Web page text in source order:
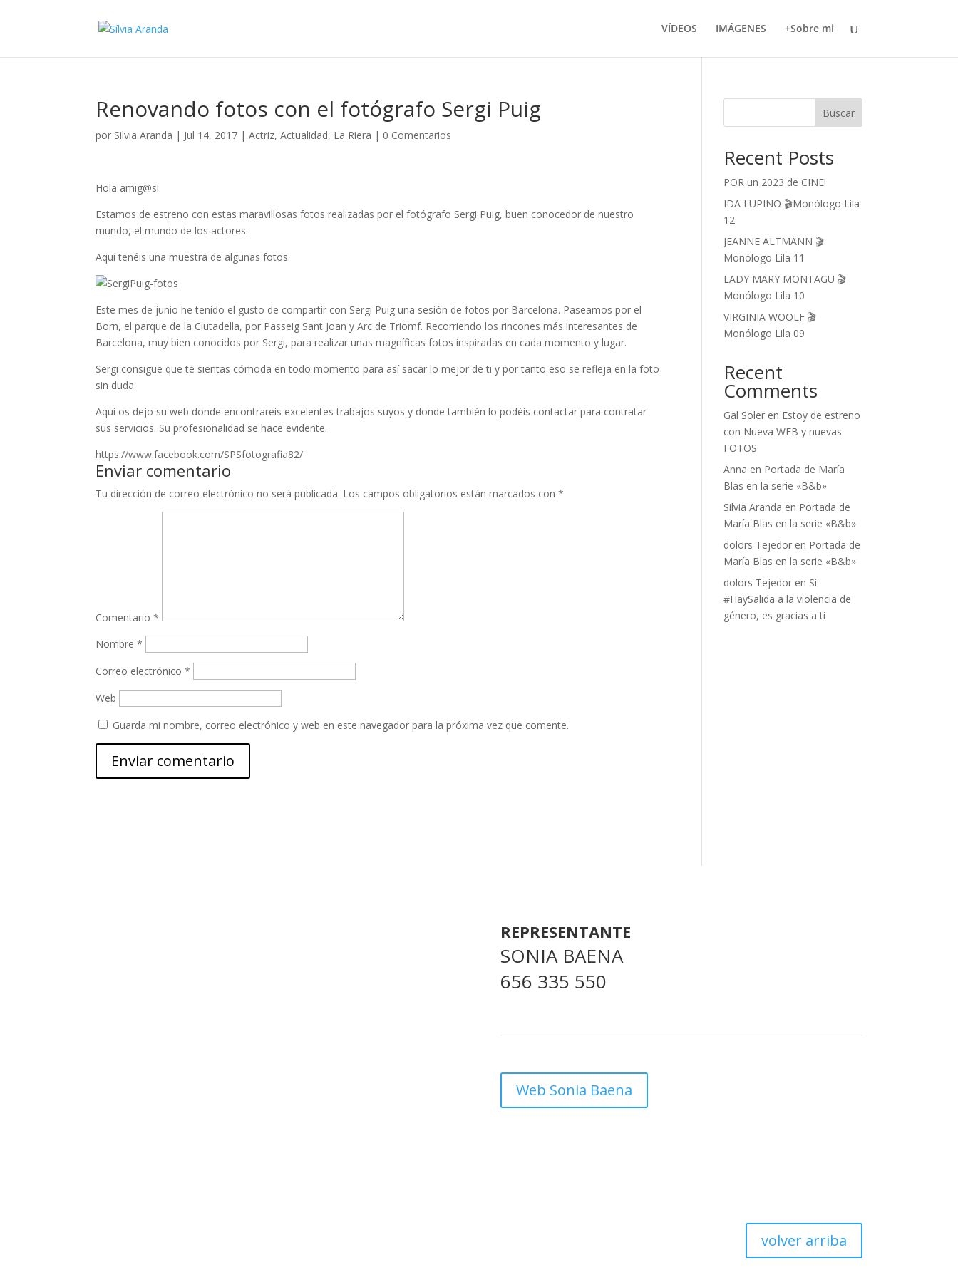
VÍDEOS IMÁGENES +Sobre mi
Renovando fotos con el fotógrafo Sergi Puig
por Silvia Aranda | Jul 14, 2017 |Actriz,Actualidad, La Riera | 0 Comentarios
Hola amig@s!
Estamos de estreno con estas maravillosas fotos realizadas por el fotógrafo Sergi Puig, buen conocedor de nuestro
mundo, el mundo de los actores.
Aquí tenéis una muestra de algunas fotos.
Este mes de junio he tenido el gusto de compartir con Sergi Puig una sesión de fotos por Barcelona. Paseamos por el
Born, el parque de la Ciutadella, por Passeig Sant Joan y Arc de Triomf. Recorriendo los rincones más interesantes de
Barcelona, muy bien conocidos por Sergi, para realizar unas magníficas fotos inspiradas en cada momento y lugar.
Sergi consigue que te sientas cómoda en todo momento para así sacar lo mejor de ti y por tanto eso se refleja en la foto
sin duda.
Aquí os dejo su web donde encontrareis excelentes trabajos suyos y donde también lo podéis contactar para contratar
sus servicios. Su profesionalidad se hace evidente.
https://www.facebook.com/SPSfotografia82/
Enviar comentario
Tu dirección de correo electrónico no será publicada. Los campos obligatorios están marcados con*
Comentario*
Nombre*
Correo electrónico*
Web
Guarda mi nombre, correo electrónico y web en este navegador para la próxima vez que comente.
Buscar
Recent Posts
POR un 2023 de CINE!
IDA LUPINO 🎬Monólogo Lila
12
JEANNE ALTMANN 🎬
Monólogo Lila 11
LADY MARY MONTAGU 🎬
Monólogo Lila 10
VIRGINIA WOOLF 🎬
Monólogo Lila 09
Recent
Comments
Gal Soler en Estoy de estreno
con Nueva WEB y nuevas
FOTOS
Anna en Portada de María
Blas en la serie «B&b»
Silvia Aranda en Portada de
María Blas en la serie «B&b»
dolors Tejedor en Portada de
María Blas en la serie «B&b»
dolors Tejedor en Si
#HaySalida a la violencia de
género, es gracias a ti
REPRESENTANTE
SONIA BAENA
656 335 550
Web Sonia Baena
volver arriba